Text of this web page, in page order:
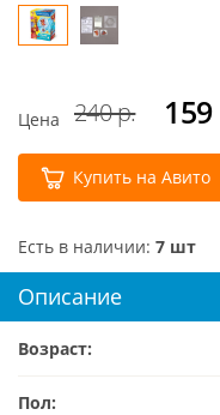
Цена 240 р. 159
Купить на Авито
Есть в наличии: 7 шт
Описание
Возраст:
Пол: